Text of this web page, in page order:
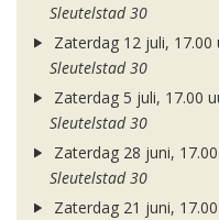
Sleutelstad 30
Zaterdag 12 juli, 17.00
Sleutelstad 30
Zaterdag 5 juli, 17.00
Sleutelstad 30
Zaterdag 28 juni,
Sleutelstad 30
Zaterdag 21 juni,